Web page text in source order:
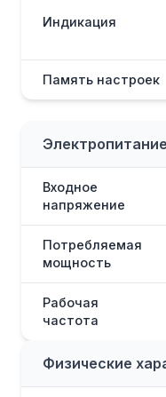
Индикация
Память настроек
Электропитание
Входное
напряжение
Потребляемая
мощность
Рабочая
частота
Физические